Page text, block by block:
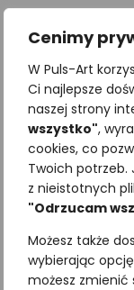
Cenimy
W Puls-Art
Ci najlepsze
naszej strony
wszystko",
cookies, co
Twoich potrzeb.
z nieistotnych
"Odrzucam
Możesz także
wybierając opcję
możesz zmienić
Podobne